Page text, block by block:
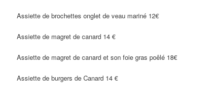
Assiette de brochettes onglet de veau mariné 12€
Assiette de magret de canard 14 €
Assiette de magret de canard et son foie gras poêlé 18€
Assiette de burgers de Canard 14 €